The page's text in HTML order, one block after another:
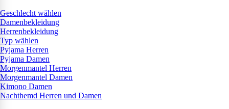
Geschlecht wählen
Damenbekleidung
Herrenbekleidung
Typ wählen
Pyjama Herren
Pyjama Damen
Morgenmantel Herren
Morgenmantel Damen
Kimono Damen
Nachthemd Herren und Damen